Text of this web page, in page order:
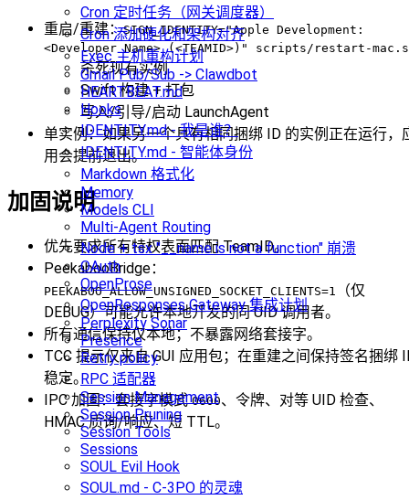
Cron 定时任务（网关调度器）
Cron 添加硬化和架构对齐
Exec 主机重构计划
Gmail Pub/Sub -> Clawdbot
HEARTBEAT.md
Hooks
IDENTITY.md - 我是谁？
IDENTITY.md - 智能体身份
Markdown 格式化
Memory
Models CLI
Multi-Agent Routing
Node + tsx "__name is not a function" 崩溃
OAuth
OpenProse
OpenResponses Gateway 集成计划
Perplexity Sonar
Presence
Retry policy
RPC 适配器
Session Management
Session Pruning
Session Tools
Sessions
SOUL Evil Hook
SOUL.md - C-3PO 的灵魂
重启/重建：SIGN_IDENTITY="Apple Development:
<Developer Name> (<TEAMID>)" scripts/restart-
杀死现有实例
Swift 构建 + 打包
写入/引导/启动 LaunchAgent
单实例：如果另一个具有相同捆绑 ID 的实例正在运行，
用会提前退出。
加固说明
优先要求所有特权表面匹配 TeamID。
PeekabooBridge：
PEEKABOO_ALLOW_UNSIGNED_SOCKET_CLIENTS=1
（仅
DEBUG）可能允许本地开发的同 UID 调用者。
所有通信保持仅本地；不暴露网络套接字。
TCC 提示仅来自 GUI 应用包；在重建之间保持签名捆绑
稳定。
IPC 加固：套接字模式0600、令牌、对等 UID 检查、
HMAC 质询/响应、短 TTL。